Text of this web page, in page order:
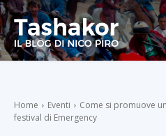
Home Eventi
Come si promuove
festival di Emergency